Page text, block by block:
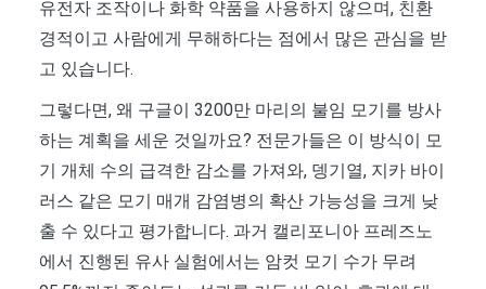
유전자 조작이나 화학 약품을 사용하지 않으며, 친환
경적이고 사람에게 무해하다는 점에서 많은 관심을 받
고 있습니다.
그렇다면, 왜 구글이 3200만 마리의 불임 모기를 방사
하는 계획을 세운 것일까요? 전문가들은 이 방식이 모
기 개체 수의 급격한 감소를 가져와, 뎅기열, 지카 바이
러스 같은 모기 매개 감염병의 확산 가능성을 크게 낮
출 수 있다고 평가합니다. 과거 캘리포니아 프레즈노
에서 진행된 유사 실험에서는 암컷 모기 수가 무려